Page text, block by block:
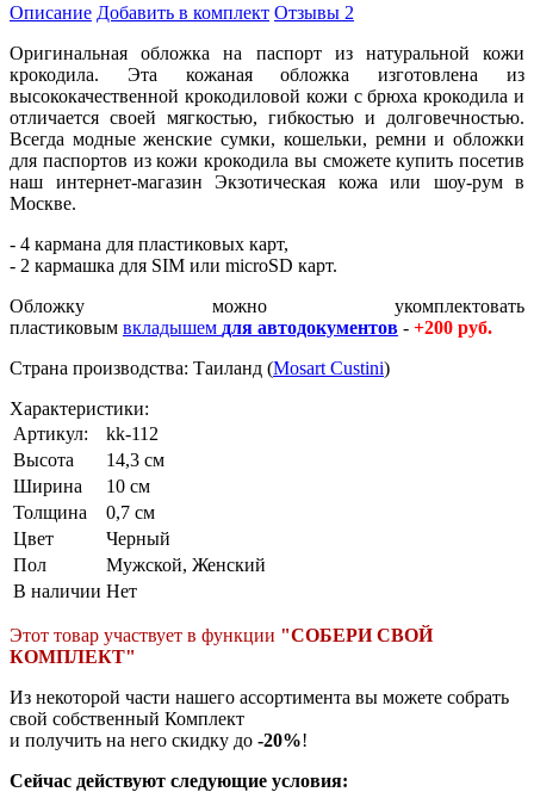
Описание Добавить в комплект Отзывы 2
Оригинальная обложка на паспорт из натуральной кожи
крокодила. Эта кожаная обложка изготовлена из
высококачественной крокодиловой кожи с брюха крокодила и
отличается своей мягкостью, гибкостью и долговечностью.
Всегда модные женские сумки, кошельки, ремни и обложки
для паспортов из кожи крокодила вы сможете купить посетив
наш интернет-магазин Экзотическая кожа или шоу-рум в
Москве.
- 4 кармана для пластиковых карт,
- 2 кармашка для SIM или microSD карт.
Обложку можно укомплектовать
пластиковым вкладышем для автодокументов - +200 руб.
Страна производства: Таиланд (Mosart Custini)
Характеристики:
Артикул:
kk-112
Высота
14,3 см
Ширина
10 см
Толщина
0,7 см
Цвет
Черный
Пол
Мужской, Женский
В наличии Нет
Этот товар участвует в функции "СОБЕРИ СВОЙ
КОМПЛЕКТ"
Из некоторой части нашего ассортимента вы можете собрать
свой собственный Комплект
и получить на него скидку до -20%!
Сейчас действуют следующие условия: